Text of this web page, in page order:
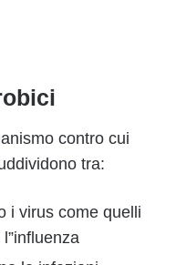
contro cui
tra:
i virus come quelli
l”influenza